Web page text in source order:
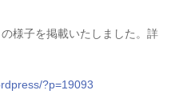
様子を掲載いたしました。詳
?p=19093